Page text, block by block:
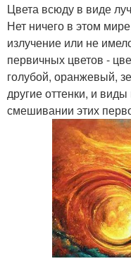
Цвета всюду в виде
Нет ничего в этом
излучение или не
первичных цветов -
голубой, оранжевый,
другие оттенки, и
смешивании этих